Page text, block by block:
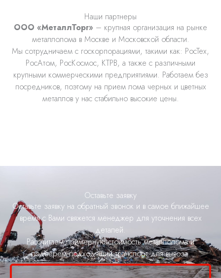
Наши партнеры
ООО «МеталлТорг» – крупная организация на рынке
металлолома в Москве и Московской области.
Мы сотрудничаем с госкорпорациями, такими как: РосТех,
РосАтом, РосКосмос, КТРВ, а также с различными
крупными коммерческими предприятиями. Работаем без
посредников, поэтому на прием лома черных и цветных
металлов у нас стабильно высокие цены.
Оставьте заявку
Оставьте заявку на обратный звонок и в самое ближайшее
время с Вами свяжется менеджер для уточнения всех
деталей.
Рассчитаем примерную стоимость металлолома и
подберем подходящий транспорт для вывоза.